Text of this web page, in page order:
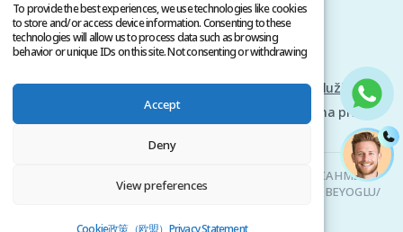
To provide the best experiences, we use technologies like cookies
to store and/or access device information. Consenting to these
technologies will allow us to process data such as browsing
behavior or unique IDs on this site. Not consenting or withdrawing
Accept
Deny
View preferences
Cookie政策（欧盟） Privacy Statement
Zásady ochrany osobních údajů
Podmínky služby
Autorská práva @ 2026 www.clinicana.com. Všechna práva
vyhrazena.
Clinicana Transplantace Vlasů & Estetická Chirurgie | HACIAHMET
MAH. KURTULUS DERESI CAD. NO: 15 -21 IC KAPI NO: 94 BEYOGLU/